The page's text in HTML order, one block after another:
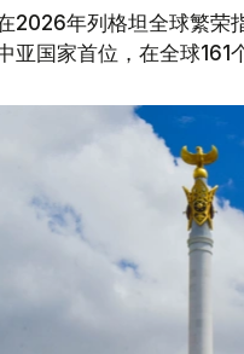
2026年列格坦全球繁
亚国家首位，在全球161